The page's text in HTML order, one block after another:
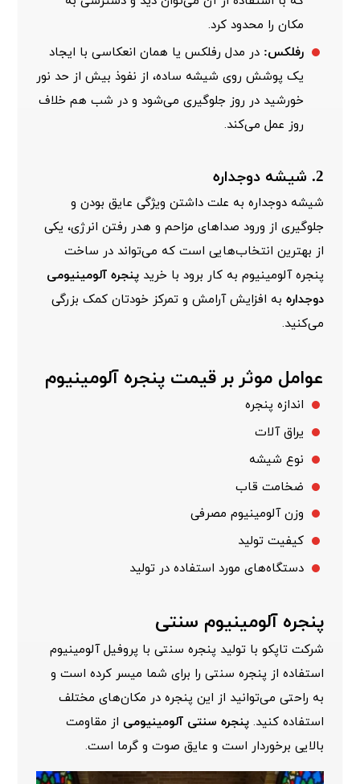
مکان را محدود کرد.
رفلکس: در مدل رفلکس یا همان انعکاسی با ایجاد
یک پوشش روی شیشه ساده، از نفوذ بیش از حد نور
خورشید در روز جلوگیری می‌شود و در شب هم خلاف
روز عمل می‌کند.
2. شیشه دوجداره
شیشه دوجداره به علت داشتن ویژگی عایق بودن و
جلوگیری از ورود صداهای مزاحم و هدر رفتن انرژی، یکی
از بهترین انتخاب‌هایی است که می‌تواند در ساخت
پنجره آلومینیوم به کار برود با خرید پنجره آلومینیومی
دوجدارهبه افزایش آرامش و تمرکز خودتان کمک بزرگی
می‌کنید.
عوامل موثر بر قیمت پنجره آلومینیوم
اندازه پنجره
یراق آلات
نوع شیشه
ضخامت قاب
وزن آلومینیوم مصرفی
کیفیت تولید
دستگاه‌های مورد استفاده در تولید
پنجره آلومینیوم سنتی
شرکت تاپکو با تولید پنجره سنتی با پروفیل آلومینیوم
استفاده از پنجره سنتی را برای شما میسر کرده است و
به راحتی می‌توانید از این پنجره در مکان‌های مختلف
استفاده کنید. پنجره سنتی آلومینیومی از مقاومت
بالایی برخوردار است و عایق صوت و گرما است.